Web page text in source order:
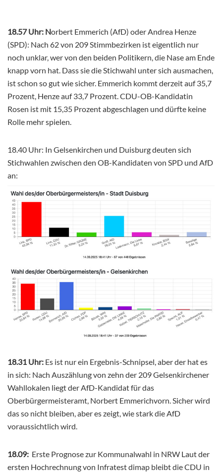
18.57 Uhr: Norbert Emmerich (AfD) oder Andrea Henze
(SPD): Nach 62 von 209 Stimmbezirken ist eigentlich nur
noch unklar, wer von den beiden Politikern, die Nase am Ende
knapp vorn hat. Dass sie die Stichwahl unter sich ausmachen,
ist schon so gut wie sicher. Emmerich kommt derzeit auf 35,7
Prozent, Henze auf 33,7 Prozent. CDU-OB-Kandidatin
Rosen ist mit 15,35 Prozent abgeschlagen und dürfte keine
Rolle mehr spielen.
18.40 Uhr: In Gelsenkirchen und Duisburg deuten sich
Stichwahlen zwischen den OB-Kandidaten von SPD und AfD
an:
18.31 Uhr: Es ist nur ein Ergebnis-Schnipsel, aber der hat es
in sich: Nach Auszählung von zehn der 209 Gelsenkirchener
Wahllokalen liegt der AfD-Kandidat für das
Oberbürgermeisteramt, Norbert Emmerichvorn. Sicher wird
das so nicht bleiben, aber es zeigt, wie stark die AfD
voraussichtlich wird.
18.09: Erste Prognose zur Kommunalwahl in NRW Laut der
ersten Hochrechnung von Infratest dimap bleibt die CDU in